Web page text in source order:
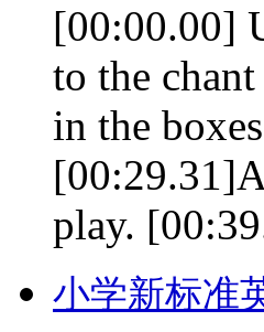
[00:00.00]
to the
in the
play.
小学新标准